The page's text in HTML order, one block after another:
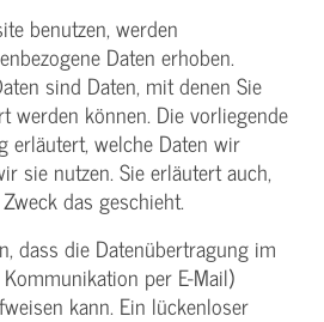
benutzen, werden
Daten erhoben.
sind Daten, mit denen Sie
werden können. Die vorliegende
erläutert, welche Daten wir
sie nutzen. Sie erläutert auch,
das geschieht.
dass die Datenübertragung im
per E-Mail)
kann. Ein lückenloser